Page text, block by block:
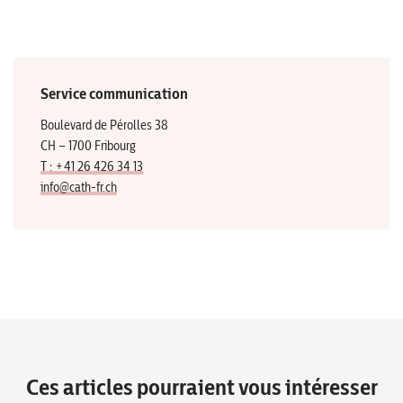
Service communication
Boulevard de Pérolles 38
CH – 1700 Fribourg
T : +41 26 426 34 13
info@cath-fr.ch
Ces articles pourraient vous intéresser